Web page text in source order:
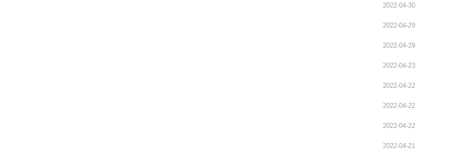
2022-04-30
2022-04-29
2022-04-29
2022-04-23
2022-04-22
2022-04-22
2022-04-22
2022-04-21